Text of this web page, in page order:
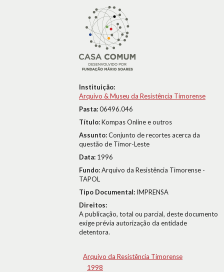
Instituição:
Arquivo & Museu da Resistência Timorense
Pasta:06496.046
Título:Kompas Online e outros
Assunto:Conjunto de recortes acerca da
questão de Timor-Leste
Data: 1996
Fundo:Arquivo da Resistência Timorense -
TAPOL
Tipo Documental: IMPRENSA
Direitos:
A publicação, total ou parcial, deste documento
exige prévia autorização da entidade
detentora.
Arquivo da Resistência Timorense
1998